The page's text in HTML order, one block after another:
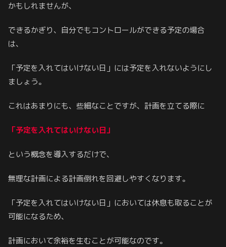
かもしれませんが、
できるかぎり、自分でもコントロールができる予定の場合
は、
「予定を入れてはいけない日」には予定を入れないようにし
ましょう。
これはあまりにも、些細なことですが、計画を立てる際に
「予定を入れてはいけない日」
という概念を導入するだけで、
無理な計画による計画倒れを回避しやすくなります。
「予定を入れてはいけない日」においては休息も取ることが
可能になるため、
計画において余裕を生むことが可能なのです。